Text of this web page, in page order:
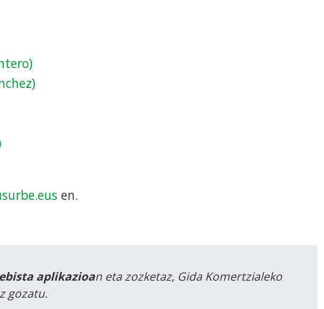
en.
aplikazioan eta zozketaz, Gida Komertzialeko
gozatu.